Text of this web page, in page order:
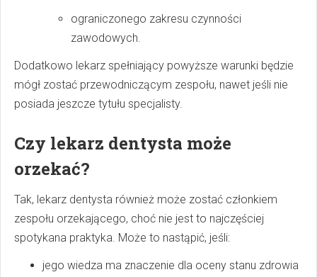
ograniczonego zakresu czynności
zawodowych.
Dodatkowo lekarz spełniający powyższe warunki będzie
mógł zostać przewodniczącym zespołu, nawet jeśli nie
posiada jeszcze tytułu specjalisty.
Czy lekarz dentysta może
orzekać?
Tak, lekarz dentysta również może zostać członkiem
zespołu orzekającego, choć nie jest to najczęściej
spotykana praktyka. Może to nastąpić, jeśli:
jego wiedza ma znaczenie dla oceny stanu zdrowia